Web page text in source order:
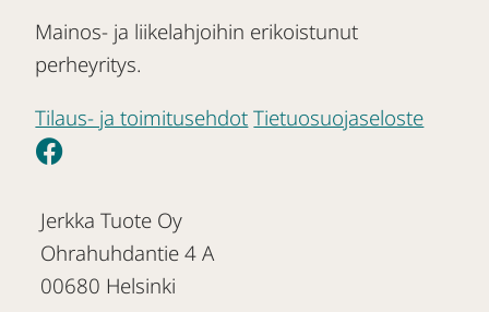
Mainos- ja liikelahjoihin erikoistunut
perheyritys.
Tilaus- ja toimitusehdot Tietuosuojaseloste
Jerkka Tuote Oy
Ohrahuhdantie 4 A
00680 Helsinki